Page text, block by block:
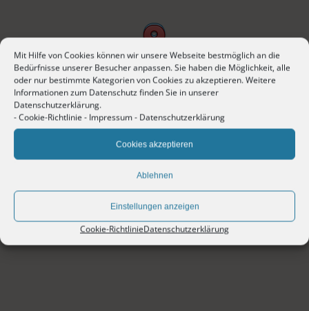
Mit Hilfe von Cookies können wir unsere Webseite bestmöglich an die
Bedürfnisse unserer Besucher anpassen. Sie haben die Möglichkeit, alle
oder nur bestimmte Kategorien von Cookies zu akzeptieren. Weitere
Informationen zum Datenschutz finden Sie in unserer
Datenschutzerklärung.
-Cookie-Richtlinie- Impressum- Datenschutzerklärung
Cookies akzeptieren
Ablehnen
Einstellungen anzeigen
Cookie-RichtlinieDatenschutzerklärung